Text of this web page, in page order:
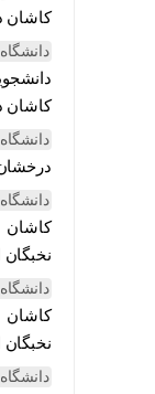
کاشان در
دانشگاه
دانشجویان
کاشان در
دانشگاه
درخشان دکتری
دانشگاه
کاشان به
نخبگان اس ...
دانشگاه
کاشان به
نخبگان اس ...
دانشگاه